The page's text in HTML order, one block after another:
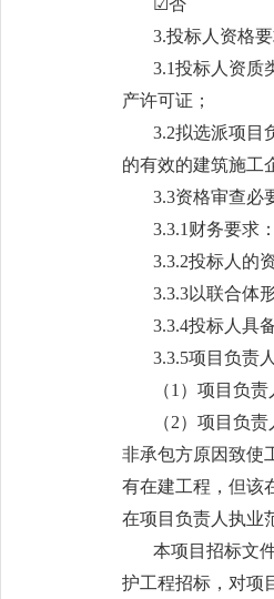
☑否
3.投标人资格
3.1投标人资质
产许可证；
3.2拟选派项目
的有效的建筑施工
3.3资格审查必
3.3.1财务要求
3.3.2投标人的
3.3.3以联合体
3.3.4投标人具
3.3.5项目负责
（1）项目负
（2）项目负
非承包方原因致使
有在建工程，但该
在项目负责人执业
本项目招标文
护工程招标，对项